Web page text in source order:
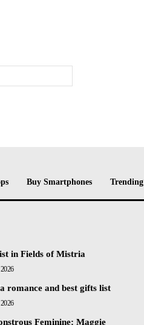
Buy Smartphones Trending
in Fields of Mistria
romance and best gifts list
Feminine: Maggie